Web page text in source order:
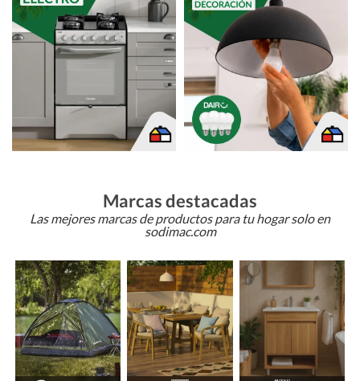
Marcas destacadas
Las mejores marcas de productos para tu hogar solo en
sodimac.com